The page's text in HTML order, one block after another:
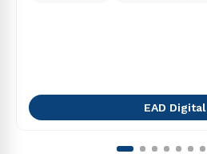
EAD Digital